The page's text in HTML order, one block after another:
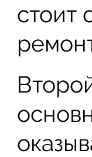
стоит